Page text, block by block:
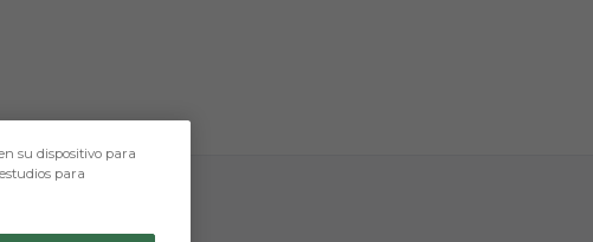
tres caracteres.
su dispositivo para
para